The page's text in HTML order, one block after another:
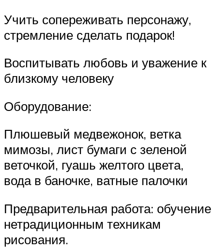
Учить сопереживать персонажу,
стремление сделать подарок!
Воспитывать любовь и уважение к
близкому человеку
Оборудование:
Плюшевый медвежонок, ветка
мимозы, лист бумаги с зеленой
веточкой, гуашь желтого цвета,
вода в баночке, ватные палочки
Предварительная работа: обучение
нетрадиционным техникам
рисования.